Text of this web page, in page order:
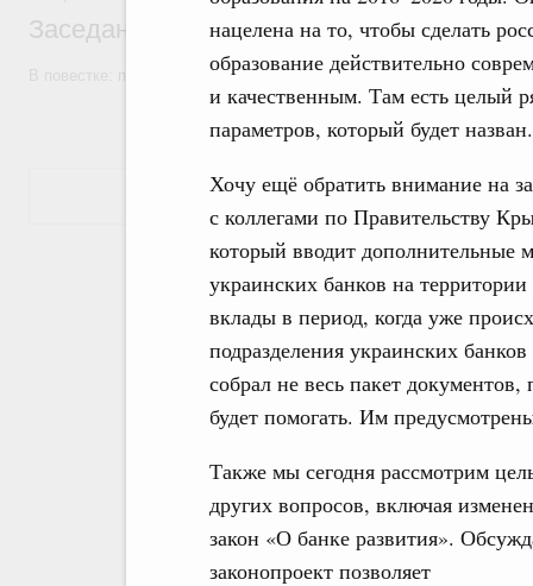
нацелена на то, чтобы сделать
образование действительно
и качественным. Там есть целый
параметров, который будет назван.
Хочу ещё обратить внимание на
с коллегами по Правительству
который вводит дополнительные
украинских банков на
вклады в период, когда уже
подразделения украинских
собрал не весь пакет
будет помогать. Им
Также мы сегодня рассмотрим
других вопросов, включая
закон «О банке развития».
законопроект позволяет
Заседание Правительства (2026 год, №7)
В повестке: проекты федеральных законов, бюджетные
Показать еще